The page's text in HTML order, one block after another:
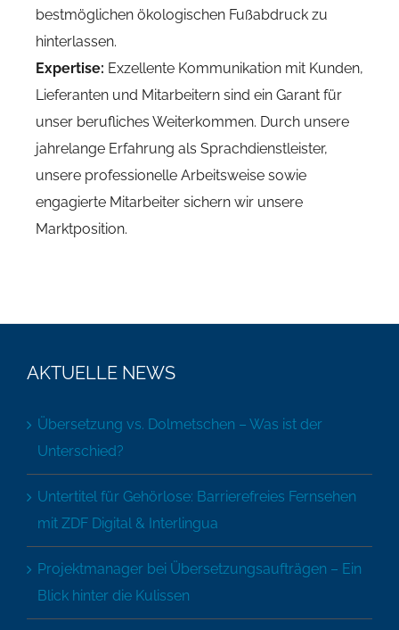
bestmöglichen ökologischen Fußabdruck zu
hinterlassen.
Expertise: Exzellente Kommunikation mit Kunden,
Lieferanten und Mitarbeitern sind ein Garant für
unser berufliches Weiterkommen. Durch unsere
jahrelange Erfahrung als Sprachdienstleister,
unsere professionelle Arbeitsweise sowie
engagierte Mitarbeiter sichern wir unsere
Marktposition.
AKTUELLE NEWS
Übersetzung vs. Dolmetschen – Was ist der
Unterschied?
Untertitel für Gehörlose: Barrierefreies Fernsehen
mit ZDF Digital & Interlingua
Projektmanager bei Übersetzungsaufträgen – Ein
Blick hinter die Kulissen